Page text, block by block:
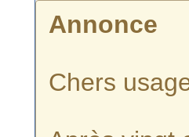
Annonce
Chers